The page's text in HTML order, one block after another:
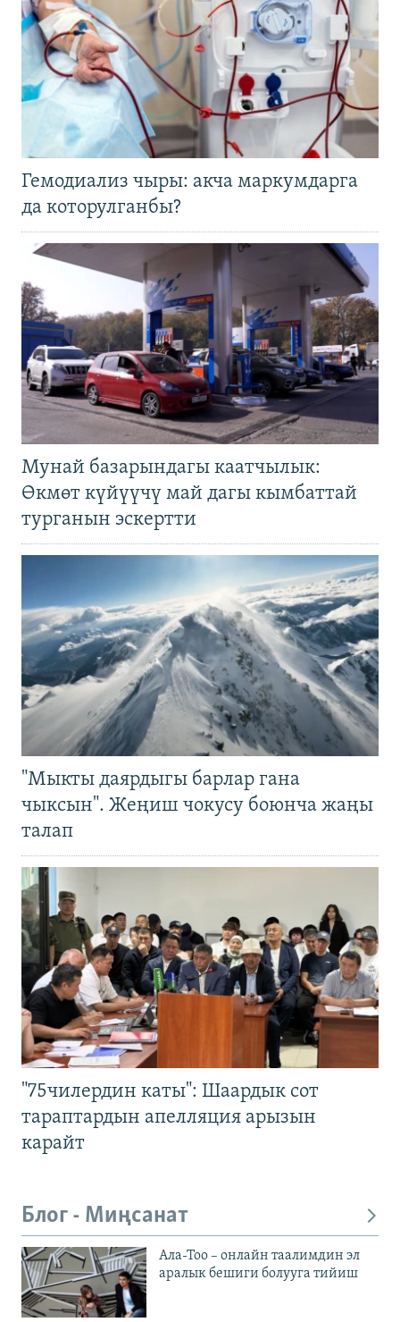
Гемодиализ чыры: акча маркумдарга
да которулганбы?
Мунай базарындагы каатчылык:
Өкмөт күйүүчү май дагы кымбаттай
турганын эскертти
"Мыкты даярдыгы барлар гана
чыксын". Жеңиш чокусу боюнча жаңы
талап
"75чилердин каты": Шаардык сот
тараптардын апелляция арызын
карайт
Блог - Миңсанат
Ала-Тоо – онлайн таалимдин эл
аралык бешиги болууга тийиш